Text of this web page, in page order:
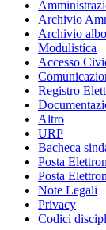
Archivio
Archivio albo
Modulistica
Accesso
Registro
Altro
URP
Bacheca
Posta
Posta
Note Legali
Privacy
Codici